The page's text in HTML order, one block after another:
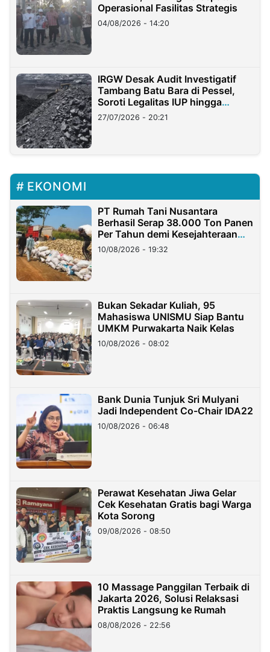
Operasional Fasilitas Strategis
04/08/2026 - 14:20
IRGW Desak Audit Investigatif
Tambang Batu Bara di Pessel,
Soroti Legalitas IUP hingga
Stockpile
27/07/2026 - 20:21
EKONOMI
PT Rumah Tani Nusantara
Berhasil Serap 38.000 Ton Panen
Per Tahun demi Kesejahteraan
Petani
10/08/2026 - 19:32
Bukan Sekadar Kuliah, 95
Mahasiswa UNISMU Siap Bantu
UMKM Purwakarta Naik Kelas
10/08/2026 - 08:02
Bank Dunia Tunjuk Sri Mulyani
Jadi Independent Co-Chair IDA22
10/08/2026 - 06:48
Perawat Kesehatan Jiwa Gelar
Cek Kesehatan Gratis bagi Warga
Kota Sorong
09/08/2026 - 08:50
10 Massage Panggilan Terbaik di
Jakarta 2026, Solusi Relaksasi
Praktis Langsung ke Rumah
08/08/2026 - 22:56